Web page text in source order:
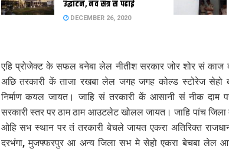
उद्घाटन, नव सत्र स पढाई
DECEMBER 26, 2020
एहि प्रोजेक्ट के सफल बनेबा लेल नीतीश सरकार जोर शोर सं
अछि तरकारी कें ताजा रखबा लेल जगह जगह कोल्ड स्टोरेज सेहो
निर्माण कयल जायत। जाहि सं तरकारी कें आसानी सं नीक
सरकारी स्तर पर ठाम ठाम आउटलेट खोलल जायत। जाहि पांच
ओहि सभ स्थान पर तं तरकारी बेचले जायत एकरा अतिरिक्त
दरभंगा, मुजफ्फरपुर आ अन्य जिला सभ मे सेहो एकरा बेचबा लेल